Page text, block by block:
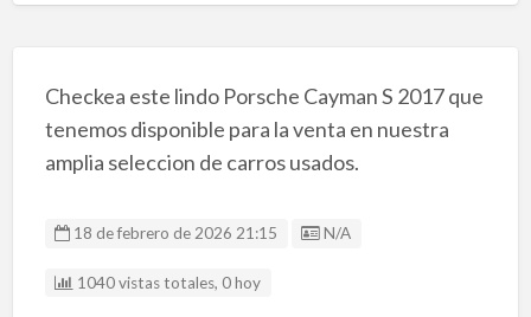
Checkea este lindo Porsche Cayman S 2017 que
tenemos disponible para la venta en nuestra
amplia seleccion de carros usados.
18 de febrero de 2026 21:15 Listing ID
N/A
1040 vistas totales, 0 hoy